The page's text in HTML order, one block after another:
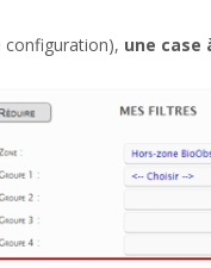
configuration), une case